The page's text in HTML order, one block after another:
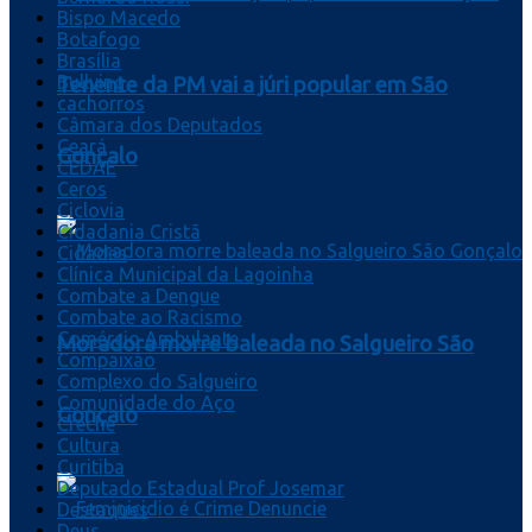
Tenente da PM vai a júri popular em São
Gonçalo
Moradora morre baleada no Salgueiro São
Gonçalo
Bispo Macedo
Botafogo
Brasília
Bullying
cachorros
Câmara dos Deputados
Ceará
CEDAE
Ceros
Ciclovia
Cidadania Cristã
Cidades
Clínica Municipal da Lagoinha
Combate a Dengue
Combate ao Racismo
Comércio Ambulante
Compaixão
Complexo do Salgueiro
Comunidade do Aço
Creche
Cultura
Curitiba
Deputado Estadual Prof Josemar
Destaques